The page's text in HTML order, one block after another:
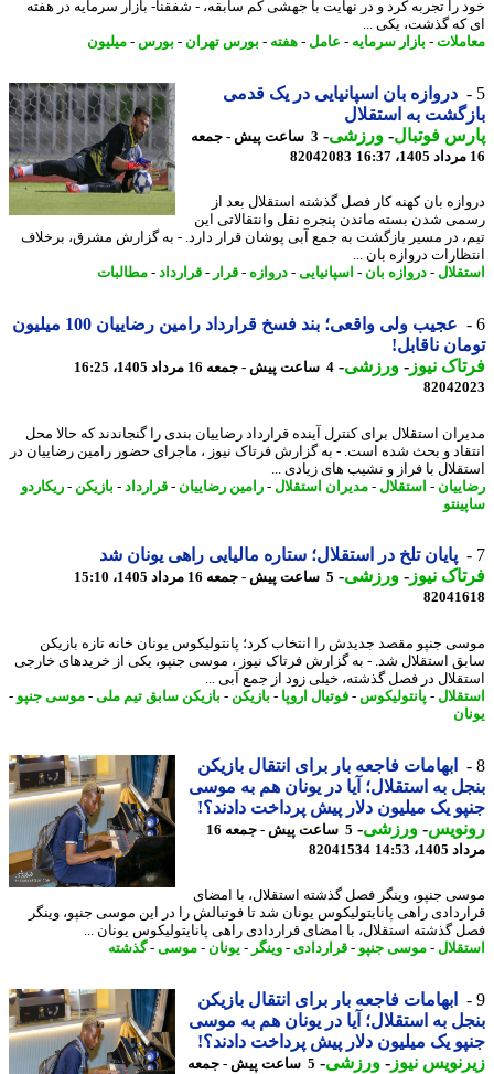
را تجربه کرد و در نهایت با جهشی کم سابقه، - شفقنا- بازار سرمایه در هفته
گذشت، یکی ...
-بازار سرمایه -عامل-هفته-بورس تهران- بورس-میلیون
دروازه بان اسپانیایی در یک قدمی
به استقلال
فوتبال-ورزشی-
3 ساعت پیش - جمعه
82042083
بان کهنه کار فصل گذشته استقلال بعد از
شدن بسته ماندن پنجره نقل وانتقالاتی این
در مسیر بازگشت به جمع آبی پوشان قرار دارد. - به گزارش مشرق، برخلاف
دروازه بان ...
-دروازه بان-اسپانیایی-دروازه - قرار - قرارداد -مطالبات
عجیب ولی واقعی؛ بند فسخ قرارداد رامین رضاییان 100 میلیون
ناقابل!
نیوز-ورزشی-4 ساعت پیش - جمعه 16 مرداد 1405، 16:25
استقلال برای کنترل آینده قرارداد رضاییان بندی را گنجاندند که حالا محل
و بحث شده است. - به گزارش فرتاک نیوز ، ماجرای حضور رامین رضاییان در
با فراز و نشیب های زیادی ...
-استقلال-مدیران استقلال-رامین رضاییان-قرارداد -بازیکن -ریکاردو
پایان تلخ در استقلال؛ ستاره مالیایی راهی یونان شد
نیوز-ورزشی-5 ساعت پیش - جمعه 16 مرداد 1405، 15:10
جنپو مقصد جدیدش را انتخاب کرد؛ پانتولیکوس یونان خانه تازه بازیکن
استقلال شد. - به گزارش فرتاک نیوز ، موسی جنپو، یکی از خریدهای خارجی
در فصل گذشته، خیلی زود از جمع آبی ...
-پانتولیکوس-فوتبال اروپا - بازیکن -بازیکن سابق تیم ملی -موسی جنپو -
ابهامات فاجعه بار برای انتقال بازیکن
به استقلال؛ آیا در یونان هم به موسی
یک میلیون دلار پیش پرداخت دادند؟!
-ورزشی-
5 ساعت پیش - جمعه 16
14:53
82041534
جنپو، وینگر فصل گذشته استقلال، با امضای
راهی پانایتولیکوس یونان شد تا فوتبالش را در این موسی جنپو، وینگر
گذشته استقلال، با امضای قراردادی راهی پانایتولیکوس یونان ...
-موسی جنپو -قراردادی-وینگر-یونان-موسی-گذشته
ابهامات فاجعه بار برای انتقال بازیکن
به استقلال؛ آیا در یونان هم به موسی
یک میلیون دلار پیش پرداخت دادند؟!
نیوز-ورزشی-
5 ساعت پیش - جمعه